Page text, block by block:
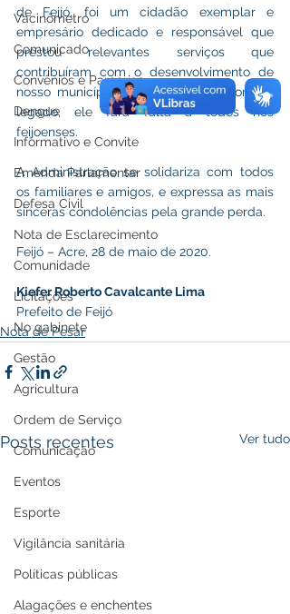
Vacinômetro
Comunicado
Convênios e Parcerias
Dengue
Informativo e Convite
Emenda Parlamentar
Defesa Civil
Nota de Esclarecimento
Comunidade
Licitações
No gabinete
Gestão
Agricultura
Ordem de Serviço
Comunicação
Eventos
Esporte
Vigilância sanitária
Políticas públicas
Alagações e enchentes
de Feijó, foi um cidadão exemplar e
empresário dedicado e responsável que
prestou relevantes serviços que
contribuíram com o desenvolvimento de
nosso município. Por tudo isso e por seu
legado, ele fará falta a todos nós
feijoenses.
A Administração se solidariza com todos
os familiares e amigos, e expressa as mais
sinceras condolências pela grande perda.
Feijó – Acre, 28 de maio de 2020.
Kiefer Roberto Cavalcante Lima
Prefeito de Feijó
Nota de Pesar
Posts recentes Ver tudo